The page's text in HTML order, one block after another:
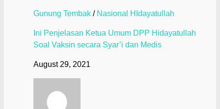
Gunung Tembak / Nasional HIdayatullah
Ini Penjelasan Ketua Umum DPP Hidayatullah
Soal Vaksin secara Syar’i dan Medis
August 29, 2021